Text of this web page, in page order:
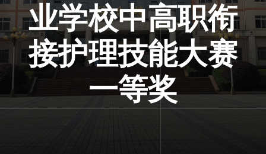
招生专栏
就业动向
业学校中高职衔
接护理技能大赛
一等奖